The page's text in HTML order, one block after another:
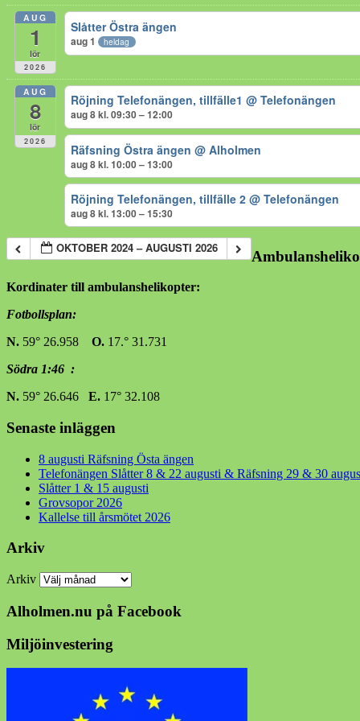
AUG
1
lör
2026
Slåtter Östra ängen
aug 1 heldag
AUG
8
lör
2026
Röjning Telefonängen, tillfälle1@ Telefonängen
aug 8 kl. 09:30 – 12:00
Räfsning Östra ängen@ Alholmen
aug 8 kl. 10:00 – 13:00
Röjning Telefonängen, tillfälle 2@ Telefonängen
aug 8 kl. 13:00 – 15:30
OKTOBER 2024 – AUGUSTI 2026
Kordinater till ambulanshelikopter:
Fotbollsplan:
N. 59° 26.958 O. 17.° 31.731
Södra 1:46 :
N. 59° 26.646 E. 17° 32.108
Senaste inläggen
8 augusti Räfsning Östa ängen
Telefonängen Slåtter 8 & 22 augusti & Räfsning 29 & 30
Slåtter 1 & 15 augusti
Grovsopor 2026
Kallelse till årsmötet 2026
Arkiv
Arkiv
Alholmen.nu på Facebook
Miljöinvestering